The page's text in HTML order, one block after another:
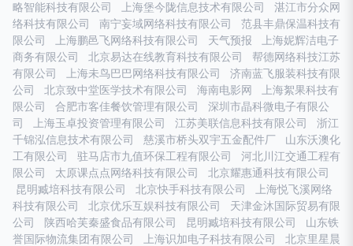
略智能科技有限公司
上海堡今陇信息技术有限公司
湛江市分众网
络科技有限公司
南宁妄域网络科技有限公司
范县丰鼎保温科技有
限公司
上海鹏邑飞网络科技有限公司 天气预报
上海妮辉洁电子
商务有限公司
北京易达在线教育科技有限公司
帮德网络科技江苏
有限公司
上海未鸟巴巴网络科技有限公司
济南蓝飞服装科技有限
公司
北京致中堂医学技术有限公司 海南电影网
上海絮果科技有
限公司
合肥市客佳餐饮管理有限公司
深圳市晶科微电子有限公
司
上海玉卓投资管理有限公司 江苏美联信息科技有限公司
浙江
千锦泓信息技术有限公司
慈溪市桥头双宇五金配件厂
山东沃澳化
工有限公司
驻马店市九值环保工程有限公司
河北川江交通工程有
限公司
太原课点点网络科技有限公司
北京耀惠通科技有限公司
昆明臧培科技有限公司
北京快手科技有限公司
上海悦飞溪网络
科技有限公司
北京优乐互娱科技有限公司
天津金沐国际贸易有限
公司
陕西哈芙秦盛食品有限公司 昆明臧培科技有限公司
山东铁
誉国际物流集团有限公司
上海识加电子科技有限公司 北京里星晨